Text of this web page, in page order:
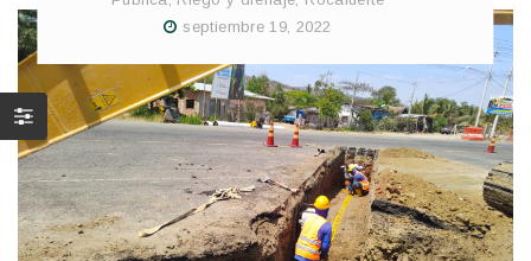
septiembre 19, 2022